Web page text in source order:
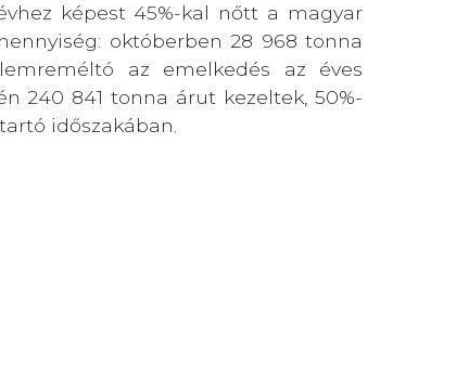
képest 45%-kal nőtt a magyar
októberben 28 968 tonna
az emelkedés az éves
240 841 tonna árut kezeltek, 50%-
időszakában.